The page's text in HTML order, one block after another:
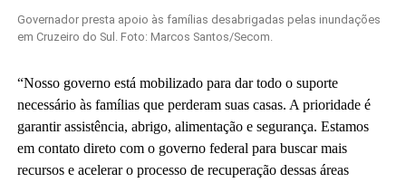
Governador presta apoio às famílias desabrigadas pelas inundações
em Cruzeiro do Sul. Foto: Marcos Santos/Secom.
“Nosso governo está mobilizado para dar todo o suporte
necessário às famílias que perderam suas casas. A prioridade é
garantir assistência, abrigo, alimentação e segurança. Estamos
em contato direto com o governo federal para buscar mais
recursos e acelerar o processo de recuperação dessas áreas